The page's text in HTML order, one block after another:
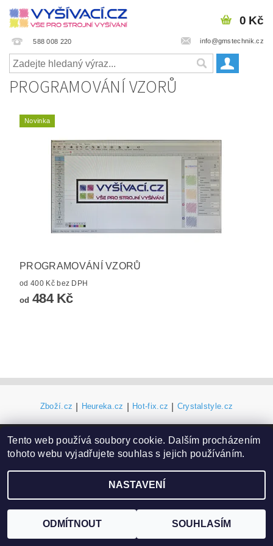
588 008 220 info@gmstechnik.cz
0 Kč
PROGRAMOVÁNÍ VZORŮ
Novinka
PROGRAMOVÁNÍ VZORŮ
od 400 Kč bez DPH
od 484 Kč
Zboží.cz Heureka.cz Hot-fix.cz Crystalstyle.cz
2026 ©Vysivaci.cz
Vytvořil Shoptet
Tento web používá soubory cookie. Dalším procházením
tohoto webu vyjadřujete souhlas s jejich používáním.
NASTAVENÍ
ODMÍTNOUT SOUHLASÍM